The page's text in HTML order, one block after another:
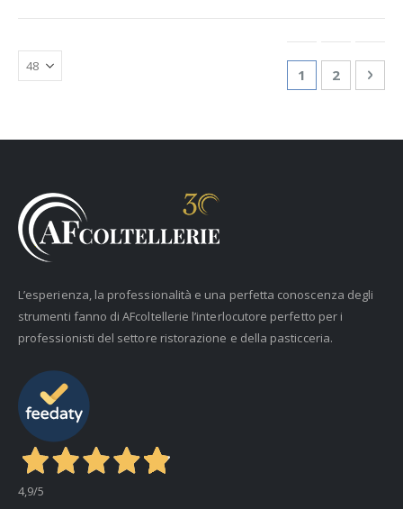
Attualmente
1 Pagina
2
L’esperienza, la professionalità e una perfetta conoscenza degli
strumenti fanno di AFcoltellerie l’interlocutore perfetto per i
professionisti del settore ristorazione e della pasticceria.
4,9/5